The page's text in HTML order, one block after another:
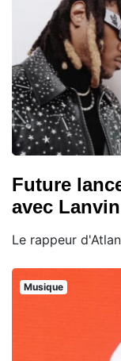
Future
avec Lanvin
Le rappeur
Musique